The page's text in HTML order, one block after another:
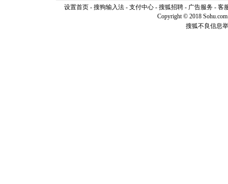
你是我专
[元旦]
如
起；二是
离。水晶
设置首页- 搜狗输入法- 支付中心- 搜狐招聘- 广告服务- 客
Copyright © 2018
搜狐不良信息